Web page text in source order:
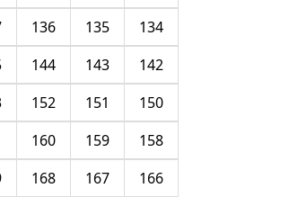
134
135
136
142
143
144
150
151
152
158
159
160
166
167
168